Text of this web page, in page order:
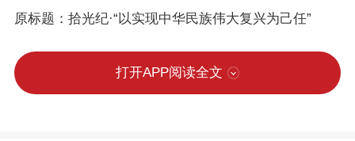
原标题：拾光纪·“以实现中华民族伟大复兴为己任”
打开APP阅读全文